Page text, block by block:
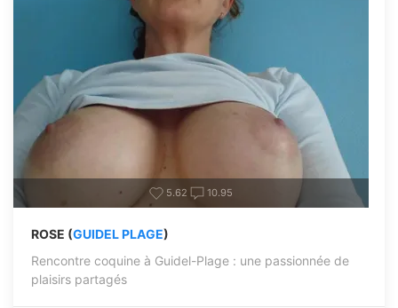
5.62 10.95
ROSE (GUIDEL PLAGE)
Rencontre coquine à Guidel-Plage : une passionnée de
plaisirs partagés